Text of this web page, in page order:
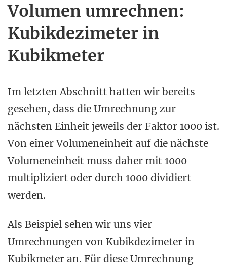
Volumen umrechnen:
Kubikdezimeter in
Kubikmeter
Im letzten Abschnitt hatten wir bereits
gesehen, dass die Umrechnung zur
nächsten Einheit jeweils der Faktor 1000 ist.
Von einer Volumeneinheit auf die nächste
Volumeneinheit muss daher mit 1000
multipliziert oder durch 1000 dividiert
werden.
Als Beispiel sehen wir uns vier
Umrechnungen von Kubikdezimeter in
Kubikmeter an. Für diese Umrechnung